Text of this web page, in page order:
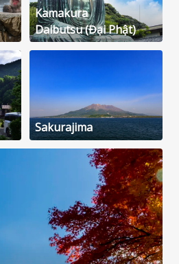
Kamakura
Daibutsu (Đại Phật)
Sakurajima